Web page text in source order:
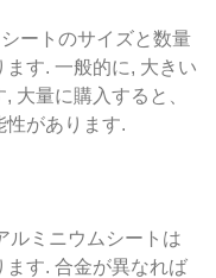
ートのサイズと数量
す. 一般的に, 大きい
大量に購入すると、
性があります.
ルミニウムシートは
す. 合金が異なれば